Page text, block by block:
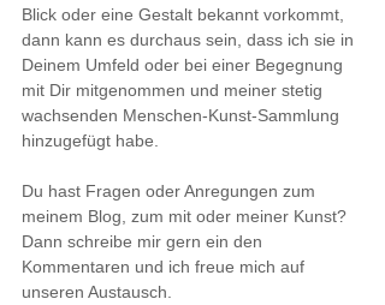
Blick oder eine Gestalt bekannt vorkommt,
dann kann es durchaus sein, dass ich sie in
Deinem Umfeld oder bei einer Begegnung
mit Dir mitgenommen und meiner stetig
wachsenden Menschen-Kunst-Sammlung
hinzugefügt habe.
Du hast Fragen oder Anregungen zum
meinem Blog, zum mit oder meiner Kunst?
Dann schreibe mir gern ein den
Kommentaren und ich freue mich auf
unseren Austausch.